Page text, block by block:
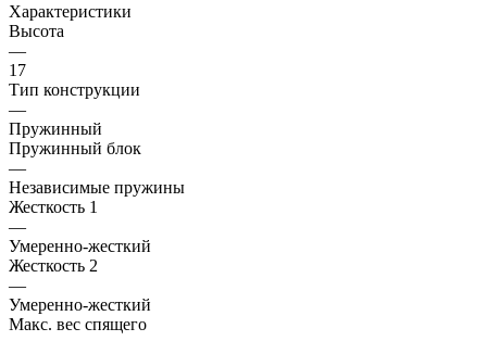
Характеристики
Высота
—
17
Тип конструкции
—
Пружинный
Пружинный блок
—
Независимые пружины
Жесткость 1
—
Умеренно-жесткий
Жесткость 2
—
Умеренно-жесткий
Макс. вес спящего